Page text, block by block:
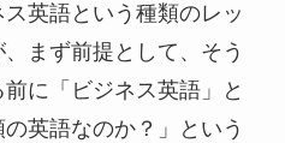
英語という種類のレッ
まず前提として、そう
に「ビジネス英語」と
英語なのか？」という